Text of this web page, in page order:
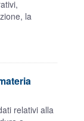
la
relativi alla